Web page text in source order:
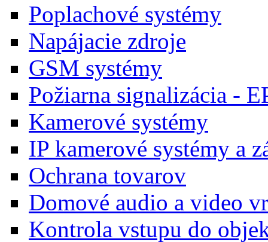
Poplachové systémy
Napájacie zdroje
GSM systémy
Požiarna signalizácia -
Kamerové systémy
IP kamerové systémy a
Ochrana tovarov
Domové audio a video
Kontrola vstupu do